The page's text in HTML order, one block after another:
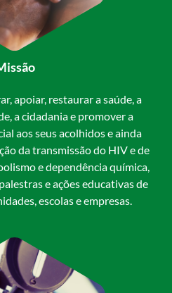
apoiar, restaurar a saúde, a
a cidadania e promover a
aos seus acolhidos e ainda
da transmissão do HIV e de
e dependência química,
e ações educativas de
escolas e empresas.